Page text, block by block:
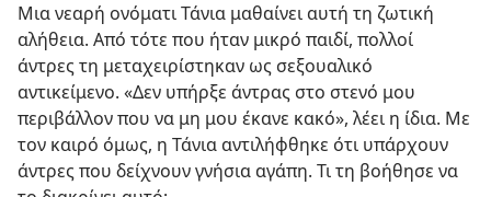
Μια νεαρή ονόματι Τάνια μαθαίνει αυτή τη ζωτική
αλήθεια. Από τότε που ήταν μικρό παιδί, πολλοί
άντρες τη μεταχειρίστηκαν ως σεξουαλικό
αντικείμενο. «Δεν υπήρξε άντρας στο στενό μου
περιβάλλον που να μη μου έκανε κακό», λέει η ίδια. Με
τον καιρό όμως, η Τάνια αντιλήφθηκε ότι υπάρχουν
άντρες που δείχνουν γνήσια αγάπη. Τι τη βοήθησε να